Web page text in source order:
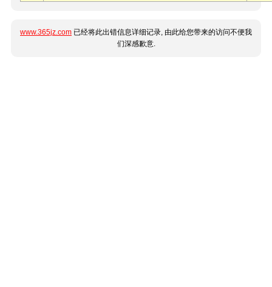
www.365jz.com 已经将此出错信息详细记录, 由此给您带来的访问不便我
们深感歉意.